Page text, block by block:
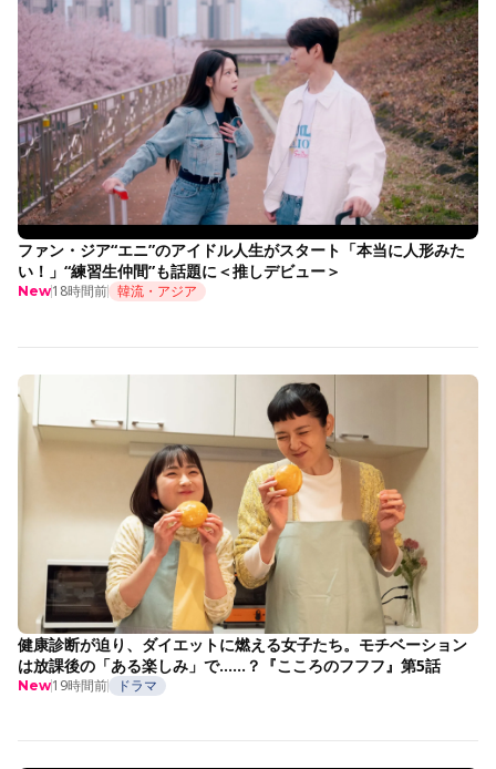
ファン・ジア“エニ”のアイドル人生がスタート「本当に人形みた
い！」“練習生仲間”も話題に＜推しデビュー＞
New18時間前 韓流・アジア
健康診断が迫り、ダイエットに燃える女子たち。モチベーション
は放課後の「ある楽しみ」で……？『こころのフフフ』第5話
New19時間前 ドラマ